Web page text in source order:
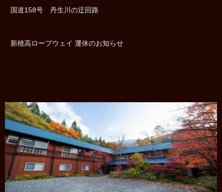
国道158号 丹生川の迂回路
新穂高ロープウェイ 運休のお知らせ